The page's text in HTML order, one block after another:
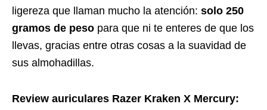
ligereza que llaman mucho la atención: solo 250
gramos de peso para que ni te enteres de que los
llevas, gracias entre otras cosas a la suavidad de
sus almohadillas.
Review auriculares Razer Kraken X Mercury: